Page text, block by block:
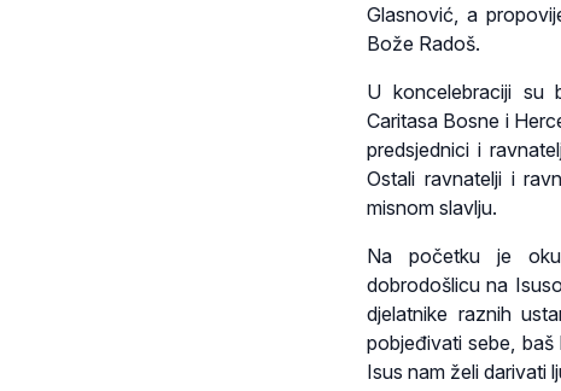
Glasnović, a
Bože Radoš.
U koncelebraciji su
Caritasa Bosne i
predsjednici i
Ostali ravnatelji i
misnom slavlju.
Na početku je
dobrodošlicu na
djelatnike raznih
pobjeđivati sebe,
Isus nam želi darivati